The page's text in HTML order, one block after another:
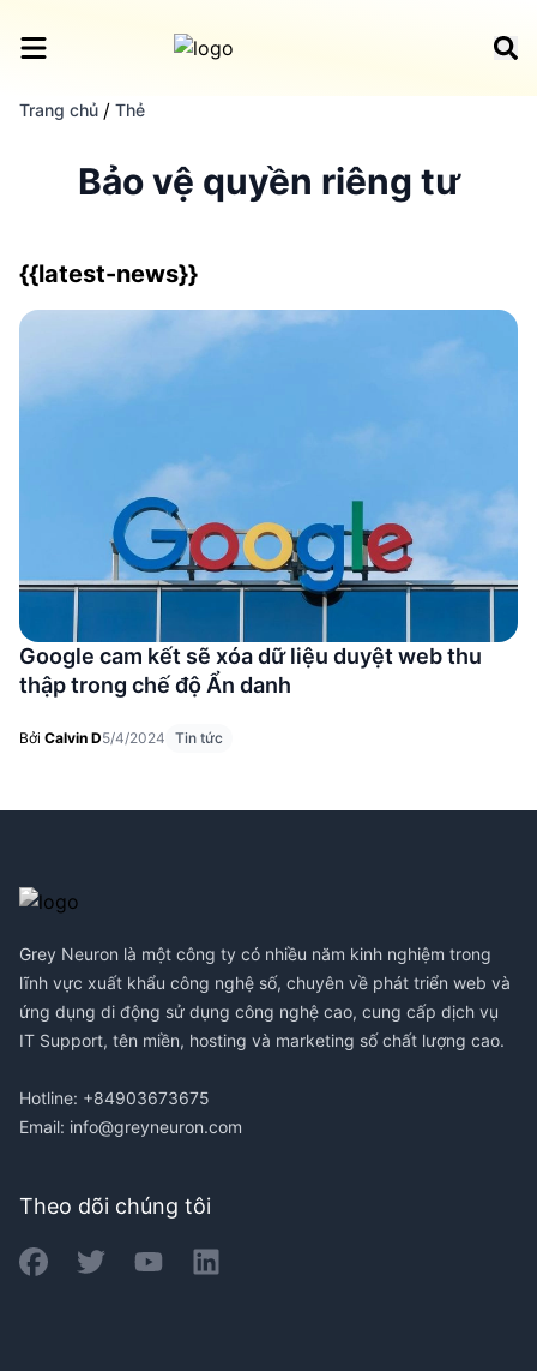
Trang chủ / Thẻ
Bảo vệ quyền riêng tư
{{latest-news}}
Google cam kết sẽ xóa dữ liệu duyệt web thu
thập trong chế độ Ẩn danh
Bởi Calvin D5/4/2024 Tin tức
Grey Neuron là một công ty có nhiều năm kinh nghiệm trong
lĩnh vực xuất khẩu công nghệ số, chuyên về phát triển web và
ứng dụng di động sử dụng công nghệ cao, cung cấp dịch vụ
IT Support, tên miền, hosting và marketing số chất lượng cao.
Hotline: +84903673675
Email: info@greyneuron.com
Theo dõi chúng tôi